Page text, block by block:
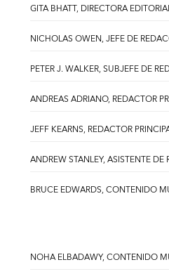
GITA BHATT, DIRECTORA
NICHOLAS OWEN, JEFE DE
PETER J. WALKER, SUBJEFE DE
ANDREAS ADRIANO, REDACTOR
JEFF KEARNS, REDACTOR
ANDREW STANLEY, ASISTENTE DE
BRUCE EDWARDS, CONTENIDO
NOHA ELBADAWY, CONTENIDO